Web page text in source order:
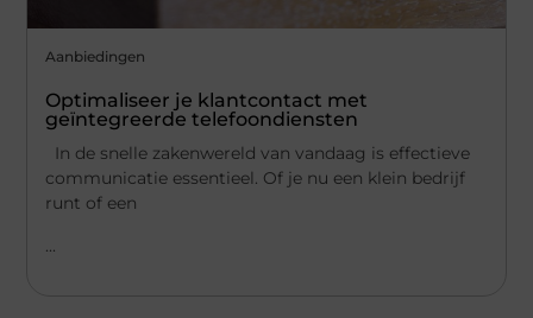
Aanbiedingen
Optimaliseer je klantcontact met
geïntegreerde telefoondiensten
In de snelle zakenwereld van vandaag is effectieve
communicatie essentieel. Of je nu een klein bedrijf
runt of een
...